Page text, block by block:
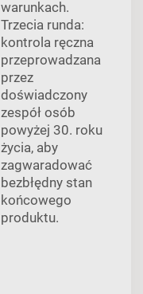
warunkach.
Trzecia runda:
kontrola ręczna
przeprowadzana
przez
doświadczony
zespół osób
powyżej 30. roku
życia, aby
zagwaradować
bezbłędny stan
końcowego
produktu.